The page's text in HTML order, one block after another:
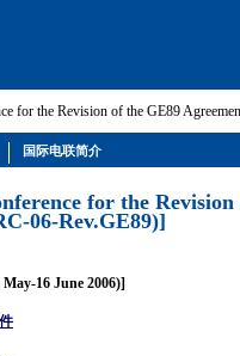
for the Revision of the GE89
for the Revision
06-Rev.GE89)]
16 June 2006)]
国际电联简介